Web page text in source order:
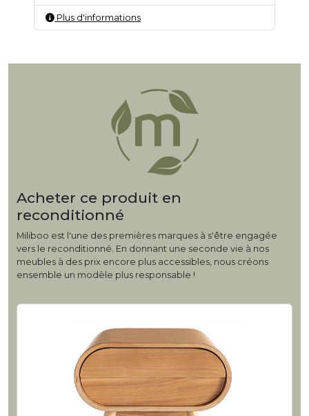
Plus d'informations
Acheter ce produit en
reconditionné
Miliboo est l'une des premières marques à s'être engagée
vers le reconditionné. En donnant une seconde vie à nos
meubles à des prix encore plus accessibles, nous créons
ensemble un modèle plus responsable !